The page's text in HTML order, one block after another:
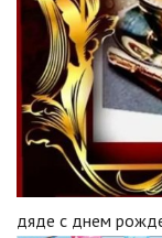
дяде с днем